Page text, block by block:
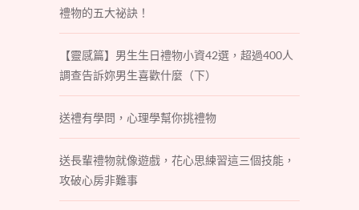
禮物的五大祕訣！
【靈感篇】男生生日禮物小資42選，超過400人
調查告訴妳男生喜歡什麼（下）
送禮有學問，心理學幫你挑禮物
送長輩禮物就像遊戲，花心思練習這三個技能，
攻破心房非難事